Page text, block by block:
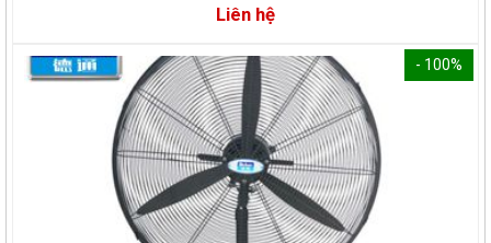
Liên hệ
- 100%